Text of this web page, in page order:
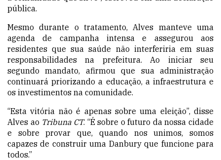
pública.
Mesmo durante o tratamento, Alves manteve uma
agenda de campanha intensa e assegurou aos
residentes que sua saúde não interferiria em suas
responsabilidades na prefeitura. Ao iniciar seu
segundo mandato, afirmou que sua administração
continuará priorizando a educação, a infraestrutura e
os investimentos na comunidade.
“Esta vitória não é apenas sobre uma eleição”, disse
Alves ao Tribuna CT. “É sobre o futuro da nossa cidade
e sobre provar que, quando nos unimos, somos
capazes de construir uma Danbury que funcione para
todos.”